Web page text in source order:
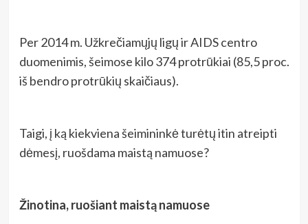
Per 2014 m. Užkrečiamųjų ligų ir AIDS centro
duomenimis, šeimose kilo 374 protrūkiai (85,5 proc.
iš bendro protrūkių skaičiaus).
Taigi, į ką kiekviena šeimininkė turėtų itin atreipti
dėmesį, ruošdama maistą namuose?
Žinotina, ruošiant maistą namuose